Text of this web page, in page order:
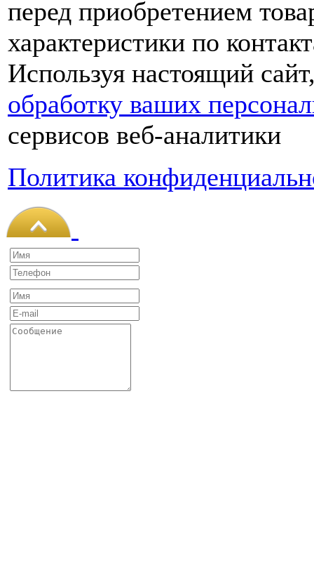
перед приобретением
характеристики по
Используя настоящий
обработку ваших
сервисов веб-аналитики
Политика